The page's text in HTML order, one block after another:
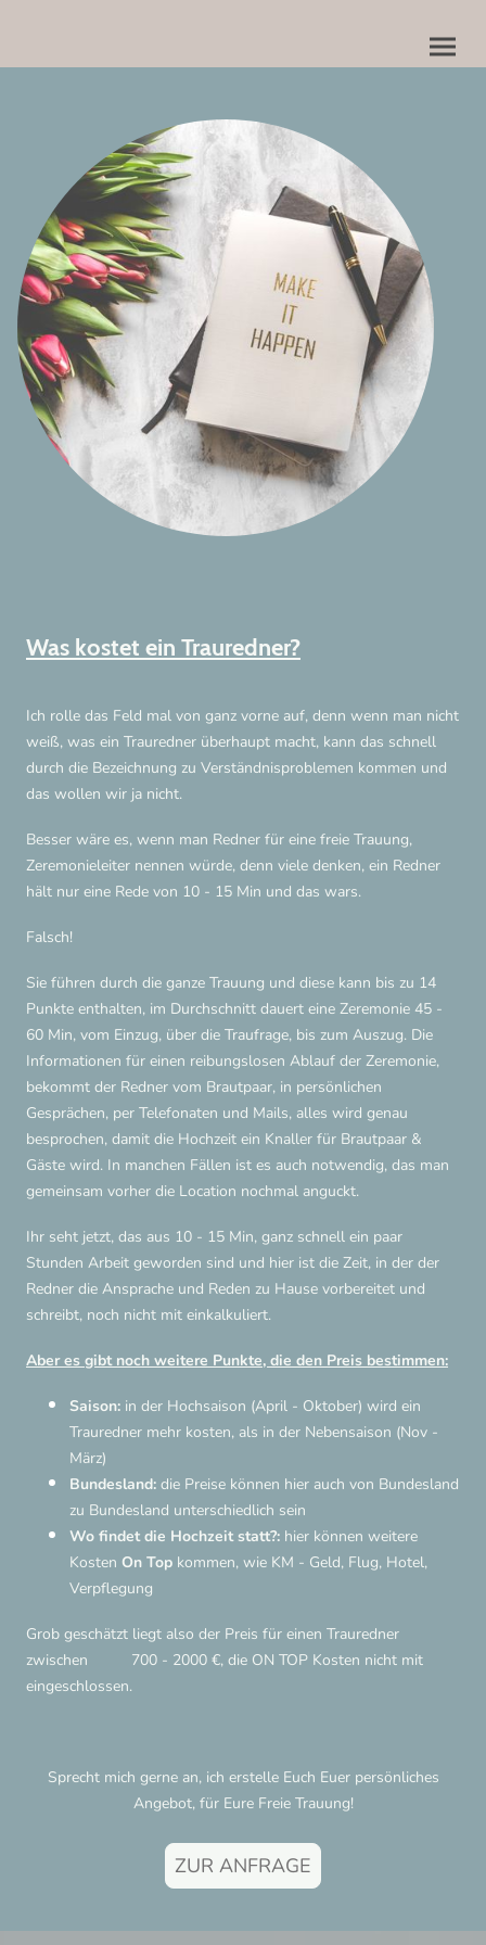
Was kostet ein Trauredner?
Ich rolle das Feld mal von ganz vorne auf, denn wenn man nicht
weiß, was ein Trauredner überhaupt macht, kann das schnell
durch die Bezeichnung zu Verständnisproblemen kommen und
das wollen wir ja nicht.
Besser wäre es, wenn man Redner für eine freie Trauung,
Zeremonieleiter nennen würde, denn viele denken, ein Redner
hält nur eine Rede von 10 - 15 Min und das wars.
Falsch!
Sie führen durch die ganze Trauung und diese kann bis zu 14
Punkte enthalten, im Durchschnitt dauert eine Zeremonie 45 -
60 Min, vom Einzug, über die Traufrage, bis zum Auszug. Die
Informationen für einen reibungslosen Ablauf der Zeremonie,
bekommt der Redner vom Brautpaar, in persönlichen
Gesprächen, per Telefonaten und Mails, alles wird genau
besprochen, damit die Hochzeit ein Knaller für Brautpaar &
Gäste wird. In manchen Fällen ist es auch notwendig, das man
gemeinsam vorher die Location nochmal anguckt.
Ihr seht jetzt, das aus 10 - 15 Min, ganz schnell ein paar
Stunden Arbeit geworden sind und hier ist die Zeit, in der der
Redner die Ansprache und Reden zu Hause vorbereitet und
schreibt, noch nicht mit einkalkuliert.
Aber es gibt noch weitere Punkte, die den Preis bestimmen:
Saison: in der Hochsaison (April - Oktober) wird ein
Trauredner mehr kosten, als in der Nebensaison (Nov -
März)
Bundesland: die Preise können hier auch von Bundesland
zu Bundesland unterschiedlich sein
Wo findet die Hochzeit statt?: hier können weitere
Kosten On Top kommen, wie KM - Geld, Flug, Hotel,
Verpflegung
Grob geschätzt liegt also der Preis für einen Trauredner
zwischen 700 - 2000 €, die ON TOP Kosten nicht mit
eingeschlossen.
Sprecht mich gerne an, ich erstelle Euch Euer persönliches
Angebot, für Eure Freie Trauung!
ZUR ANFRAGE